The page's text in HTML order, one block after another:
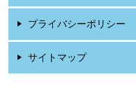
プライバシーポリシー
サイトマップ